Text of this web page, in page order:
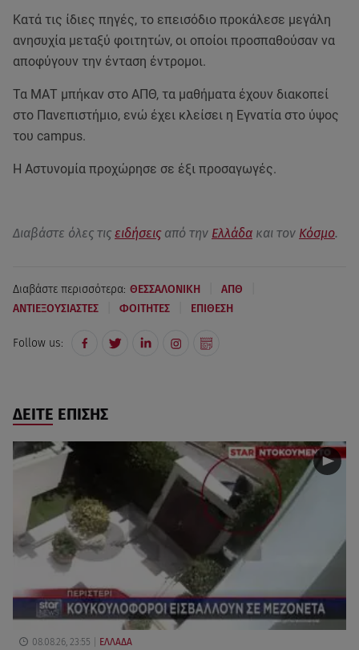
Κατά τις ίδιες πηγές, το επεισόδιο προκάλεσε μεγάλη
ανησυχία μεταξύ φοιτητών, οι οποίοι προσπαθούσαν να
αποφύγουν την ένταση έντρομοι.
Τα ΜΑΤ μπήκαν στο ΑΠΘ, τα μαθήματα έχουν διακοπεί
στο Πανεπιστήμιο, ενώ έχει κλείσει η Εγνατία στο ύψος
του campus.
Η Αστυνομία προχώρησε σε έξι προσαγωγές.
Διαβάστε όλες τις ειδήσεις από την Ελλάδα και τον Κόσμο.
Διαβάστε περισσότερα: ΘΕΣΣΑΛΟΝΙΚΗ ΑΠΘ
ΑΝΤΙΕΞΟΥΣΙΑΣΤΕΣ ΦΟΙΤΗΤΕΣ ΕΠΙΘΕΣΗ
Follow us:
ΔΕΙΤΕ ΕΠΙΣΗΣ
08.08.26, 23:55 ΕΛΛΑΔΑ